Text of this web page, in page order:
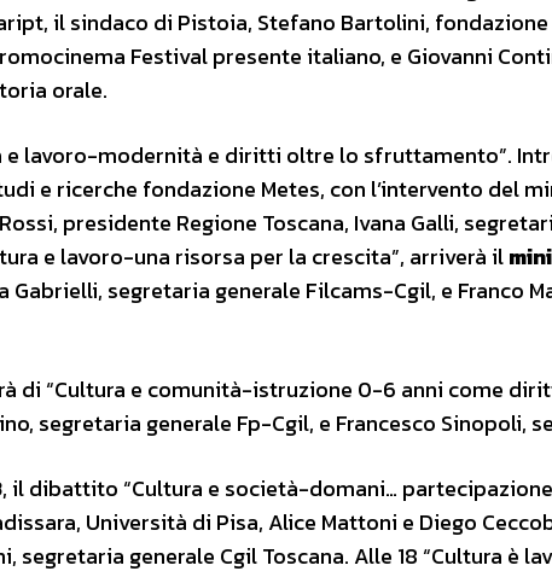
il sindaco di Pistoia, Stefano Bartolini, fondazione
Festival presente italiano, e Giovanni
orale.
e lavoro-modernità e diritti oltre lo sfruttamento”.
e ricerche fondazione Metes, con l’intervento del
presidente Regione Toscana, Ivana Galli,
e lavoro-una risorsa per la crescita”, arriverà il
Gabrielli, segretaria generale Filcams-Cgil, e Franco
di “Cultura e comunità-istruzione 0-6 anni come
segretaria generale Fp-Cgil, e Francesco Sinopoli,
, il dibattito “Cultura e società-domani…
Università di Pisa, Alice Mattoni e Diego
segretaria generale Cgil Toscana. Alle 18 “Cultura è